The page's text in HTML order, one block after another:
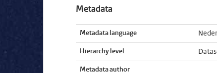
Metadata
Metadata language
Hierarchy level
Metadata author